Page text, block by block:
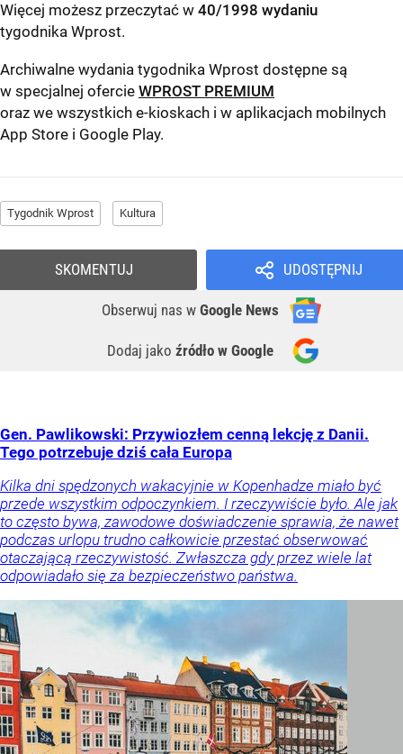
Więcej możesz przeczytać w 40/1998 wydaniu
tygodnika Wprost.
Archiwalne wydania tygodnika Wprost dostępne są
w specjalnej ofercie WPROST PREMIUM
oraz we wszystkich e-kioskach i w aplikacjach mobilnych
App Store i Google Play.
Tygodnik Wprost Kultura
UDOSTĘPNIJ
Obserwuj nas w Google News
Dodaj jako źródło w Google
SKOMENTUJ
Gen. Pawlikowski: Przywiozłem cenną lekcję z Danii.
Tego potrzebuje dziś cała Europa
Kilka dni spędzonych wakacyjnie w Kopenhadze miało być
przede wszystkim odpoczynkiem. I rzeczywiście było. Ale jak
to często bywa, zawodowe doświadczenie sprawia, że nawet
podczas urlopu trudno całkowicie przestać obserwować
otaczającą rzeczywistość. Zwłaszcza gdy przez wiele lat
odpowiadało się za bezpieczeństwo państwa.